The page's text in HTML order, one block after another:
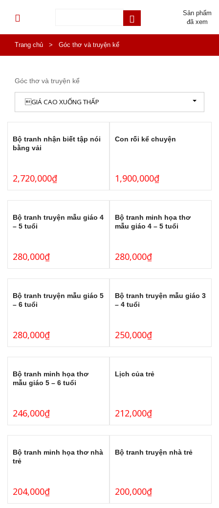
Sản phẩm
đã xem
Trang chủ > Góc thơ và truyện kể
Góc thơ và truyện kể
GIÁ CAO XUỐNG THẤP
Bộ tranh nhận biết tập nói
bằng vải
2,720,000₫
Con rối kể chuyện
1,900,000₫
Bộ tranh truyện mẫu giáo 4
– 5 tuổi
280,000₫
Bộ tranh minh họa thơ
mẫu giáo 4 – 5 tuổi
280,000₫
Bộ tranh truyện mẫu giáo 5
– 6 tuổi
280,000₫
Bộ tranh truyện mẫu giáo 3
– 4 tuổi
250,000₫
Bộ tranh minh họa thơ
mẫu giáo 5 – 6 tuổi
246,000₫
Lịch của trẻ
212,000₫
Bộ tranh minh họa thơ nhà
trẻ
204,000₫
Bộ tranh truyện nhà trẻ
200,000₫